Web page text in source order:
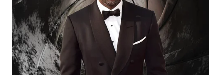
WN
BOROBUDUR
WN
MADURA